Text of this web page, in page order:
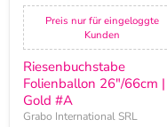
Preis nur für eingeloggte
Kunden
Riesenbuchstabe
Folienballon 26"/66cm |
Gold #A
Grabo International SRL